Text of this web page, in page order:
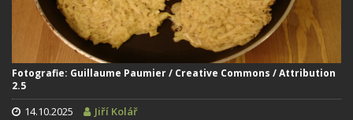
Fotografie: Guillaume Paumier / Creative Commons / Attribution
2.5
14.10.2025 Jiří Kolář